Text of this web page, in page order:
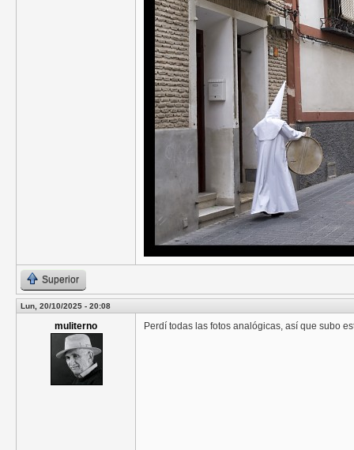
Superior
Lun, 20/10/2025 - 20:08
muliterno Perdí todas las fotos analógicas, así que subo